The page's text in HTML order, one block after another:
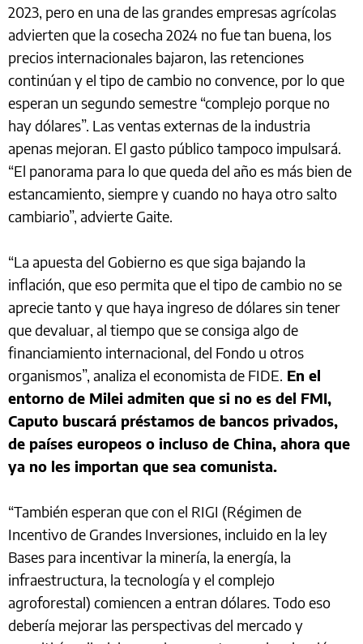
2023, pero en una de las grandes empresas agrícolas
advierten que la cosecha 2024 no fue tan buena, los
precios internacionales bajaron, las retenciones
continúan y el tipo de cambio no convence, por lo que
esperan un segundo semestre “complejo porque no
hay dólares”. Las ventas externas de la industria
apenas mejoran. El gasto público tampoco impulsará.
“El panorama para lo que queda del año es más bien de
estancamiento, siempre y cuando no haya otro salto
cambiario”, advierte Gaite.
“La apuesta del Gobierno es que siga bajando la
inflación, que eso permita que el tipo de cambio no se
aprecie tanto y que haya ingreso de dólares sin tener
que devaluar, al tiempo que se consiga algo de
financiamiento internacional, del Fondo u otros
organismos”, analiza el economista de FIDE. En el
entorno de Milei admiten que si no es del FMI,
Caputo buscará préstamos de bancos privados,
de países europeos o incluso de China, ahora que
ya no les importan que sea comunista.
“También esperan que con el RIGI (Régimen de
Incentivo de Grandes Inversiones, incluido en la ley
Bases para incentivar la minería, la energía, la
infraestructura, la tecnología y el complejo
agroforestal) comiencen a entran dólares. Todo eso
debería mejorar las perspectivas del mercado y